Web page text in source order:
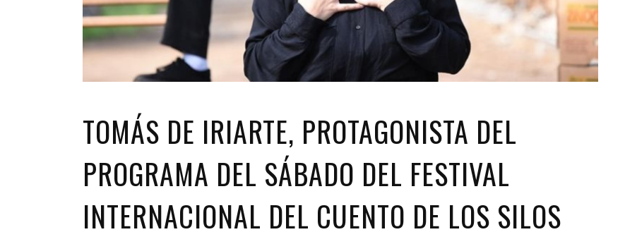
TOMÁS DE IRIARTE, PROTAGONISTA DEL
PROGRAMA DEL SÁBADO DEL FESTIVAL
INTERNACIONAL DEL CUENTO DE LOS SILOS